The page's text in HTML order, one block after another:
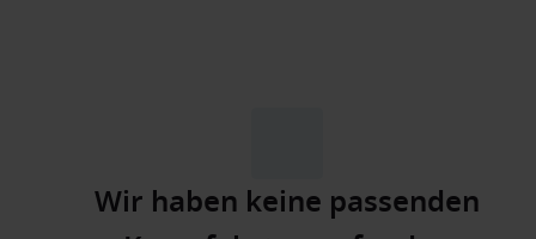
Wir haben keine passenden